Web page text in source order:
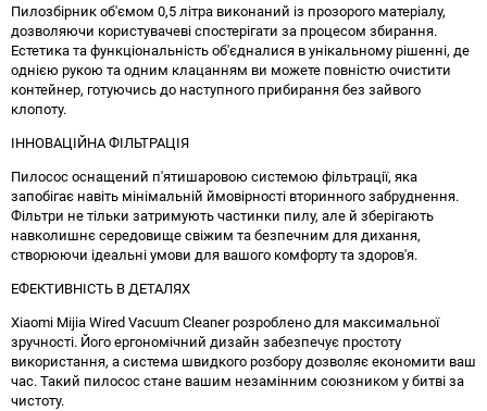
Пилозбірник об'ємом 0,5 літра виконаний із прозорого матеріалу,
дозволяючи користувачеві спостерігати за процесом збирання.
Естетика та функціональність об'єдналися в унікальному рішенні, де
однією рукою та одним клацанням ви можете повністю очистити
контейнер, готуючись до наступного прибирання без зайвого
клопоту.
ІННОВАЦІЙНА ФІЛЬТРАЦІЯ
Пилосос оснащений п'ятишаровою системою фільтрації, яка
запобігає навіть мінімальній ймовірності вторинного забруднення.
Фільтри не тільки затримують частинки пилу, але й зберігають
навколишнє середовище свіжим та безпечним для дихання,
створюючи ідеальні умови для вашого комфорту та здоров'я.
ЕФЕКТИВНІСТЬ В ДЕТАЛЯХ
Xiaomi Mijia Wired Vacuum Cleaner розроблено для максимальної
зручності. Його ергономічний дизайн забезпечує простоту
використання, а система швидкого розбору дозволяє економити ваш
час. Такий пилосос стане вашим незамінним союзником у битві за
чистоту.